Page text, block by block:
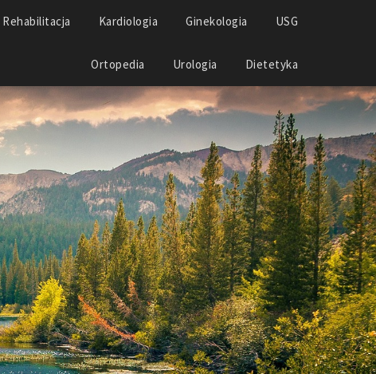
Rehabilitacja Kardiologia Ginekologia USG
Ortopedia Urologia Dietetyka